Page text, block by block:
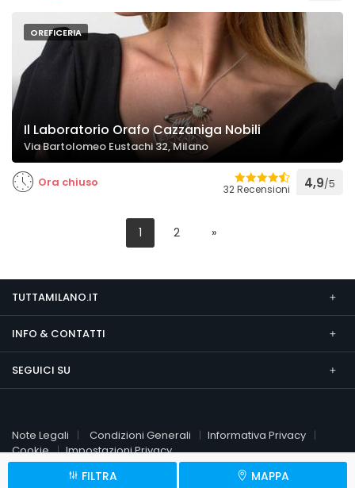
OREFICERIA
Il Laboratorio Orafo Cazzaniga Nobili
Via Bartolomeo Eustachi 32, Milano
Ora chiuso 32 Recensioni 4,9/5
1 2 »
FILTRA MAPPA
TUTTAMILANO.IT
INFO & CONTATTI
SEGUICI SU
Note Legali Condizioni Generali
Informativa Privacy
Cookie
Impostazioni Privacy
© 2026 TuttaMilano.it